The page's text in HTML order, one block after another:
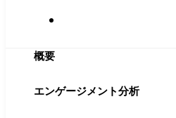
概要
エンゲージメント分析